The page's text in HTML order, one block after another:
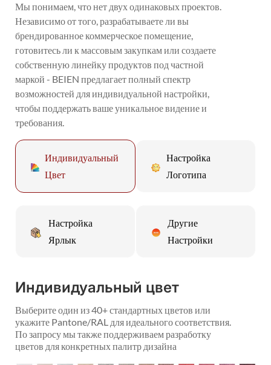
Мы понимаем, что нет двух одинаковых проектов.
Независимо от того, разрабатываете ли вы
брендированное коммерческое помещение,
готовитесь ли к массовым закупкам или создаете
собственную линейку продуктов под частной
маркой - BEIEN предлагает полный спектр
возможностей для индивидуальной настройки,
чтобы поддержать ваше уникальное видение и
требования.
Индивидуальный
Цвет
Настройка
Логотипа
Настройка
Ярлык
Другие
Настройки
Индивидуальный цвет
Выберите один из 40+ стандартных цветов или
укажите Pantone/RAL для идеального соответствия.
По запросу мы также поддерживаем разработку
цветов для конкретных палитр дизайна